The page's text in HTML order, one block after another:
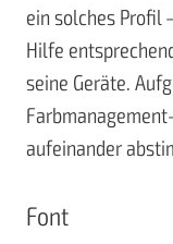
ein solches Profil
Hilfe
seine Geräte.
aufeinander
Font